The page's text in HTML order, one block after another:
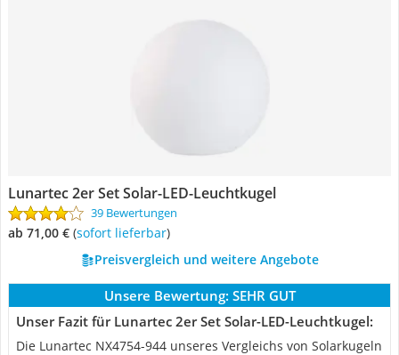
Lunartec 2er Set Solar-LED-Leuchtkugel
39 Bewertungen
ab 71,00 € ( Sofort lieferbar)
Preisvergleich und weitere Angebote
Unsere Bewertung: SEHR GUT
Unser Fazit für Lunartec 2er Set Solar-LED-Leuchtkugel:
Die Lunartec NX4754-944 unseres Vergleichs von Solarkugeln